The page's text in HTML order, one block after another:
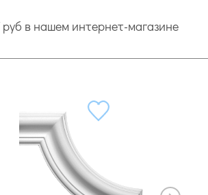
в нашем интернет-магазине